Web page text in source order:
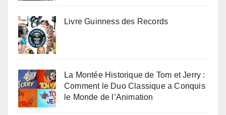
Livre Guinness des Records
La Montée Historique de Tom et Jerry :
Comment le Duo Classique a Conquis
le Monde de l’Animation